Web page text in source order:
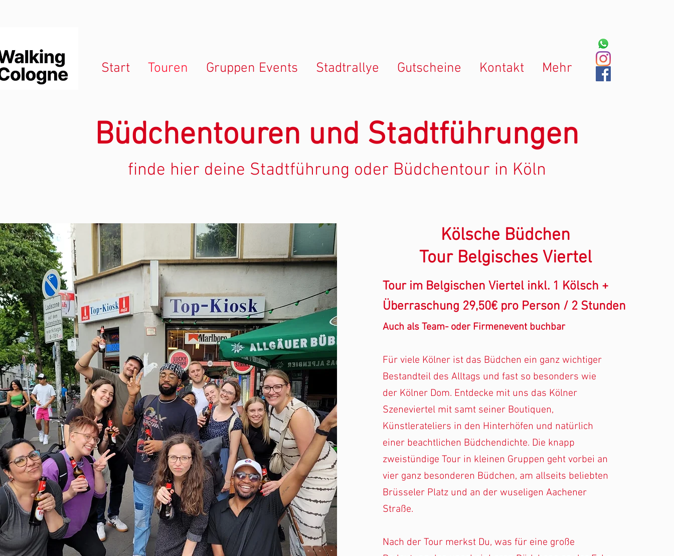
Start Touren Gruppen Events Stadtrallye Gutscheine Kontakt Mehr
Büdchentouren und Stadtführungen
finde hier deine Stadtführung oder Büdchentour in Köln
Kölsche Büdchen
Tour Belgisches Viertel
Tour im Belgischen Viertel inkl. 1 Kölsch +
Überraschung 29,50€ pro Person / 2 Stunden
Auch als Team- oder Firmenevent buchbar
Für viele Kölner ist das Büdchen ein ganz wichtiger
Bestandteil des Alltags und fast so besonders wie
der Kölner Dom. Entdecke mit uns das Kölner
Szeneviertel mit samt seiner Boutiquen,
Künstlerateliers in den Hinterhöfen und natürlich
einer beachtlichen Büdchendichte. Die knapp
zweistündige Tour in kleinen Gruppen geht vorbei an
vier ganz besonderen Büdchen, am allseits beliebten
Brüsseler Platz und an der wuseligen Aachener
Straße.
Nach der Tour merkst Du, was für eine große